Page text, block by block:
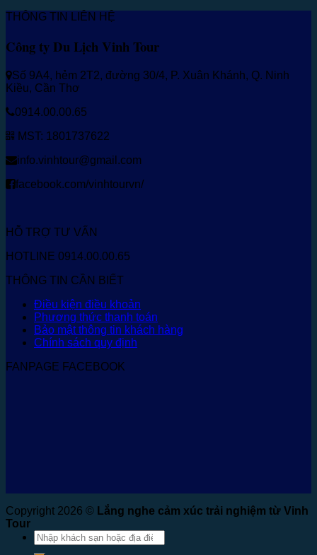
THÔNG TIN LIÊN HỆ
Công ty Du Lịch Vinh Tour
Số 9A4, hẻm 2T2, đường 30/4, P. Xuân Khánh, Q. Ninh
Kiều, Cần Thơ
0914.00.00.65
MST: 1801737622
info.vinhtour@gmail.com
facebook.com/vinhtourvn/
HỖ TRỢ TƯ VẤN
HOTLINE 0914.00.00.65
THÔNG TIN CẦN BIẾT
Điều kiện điều khoản
Phương thức thanh toán
Bảo mật thông tin khách hàng
Chính sách quy định
FANPAGE FACEBOOK
Copyright 2026 © Lắng nghe cảm xúc trải nghiệm từ Vinh
Tour
Tìm
kiếm: